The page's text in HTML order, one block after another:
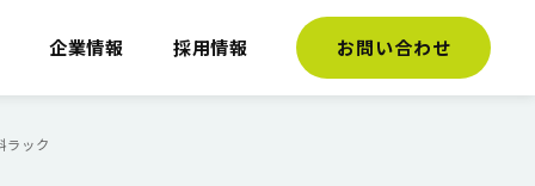
企業情報 採用情報 お問い合わせ
ラック